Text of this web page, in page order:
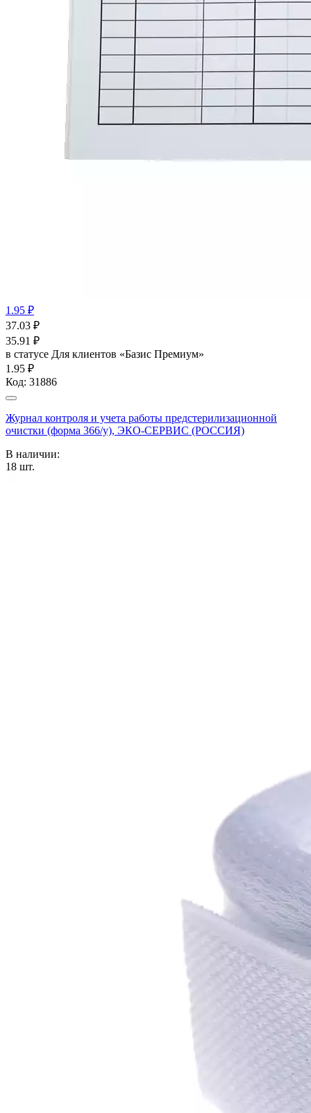
1.95 ₽
37.03 ₽
35.91 ₽
в статусе Для клиентов «Базис Премиум»
1.95 ₽
Код: 31886
Журнал контроля и учета работы предстерилизационной
очистки (форма 366/у), ЭКО-СЕРВИС (РОССИЯ)
В наличии:
18 шт.